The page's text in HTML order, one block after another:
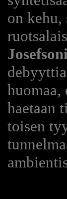
on
huomaa,
haetaan
toisen